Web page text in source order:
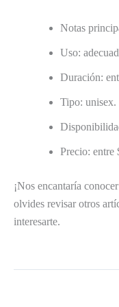
Notas
Uso:
Duración:
Tipo: unisex.
Precio: entre
¡Nos encantaría
olvides revisar otros
interesarte.